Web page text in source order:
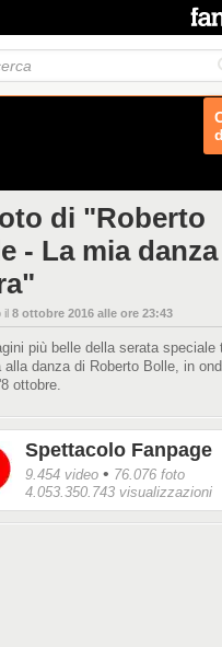
di "Roberto
- La mia danza
il 8 ottobre 2016 alle ore 23:43
più belle della serata speciale
alla danza di Roberto Bolle, in
ottobre.
Spettacolo Fanpage
9.454 video • 76.076 foto
4.053.350.743 visualizzazioni